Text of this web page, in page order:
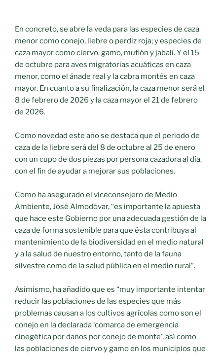
En concreto, se abre la veda para las especies de caza
menor como conejo, liebre o perdiz roja; y especies de
caza mayor como ciervo, gamo, muflón y jabalí. Y el 15
de octubre para aves migratorias acuáticas en caza
menor, como el ánade real y la cabra montés en caza
mayor. En cuanto a su finalización, la caza menor será el
8 de febrero de 2026 y la caza mayor el 21 de febrero
de 2026.
Como novedad este año se destaca que el periodo de
caza de la liebre será del 8 de octubre al 25 de enero
con un cupo de dos piezas por persona cazadora al día,
con el fin de ayudar a mejorar sus poblaciones.
Como ha asegurado el viceconsejero de Medio
Ambiente, José Almodóvar, “es importante la apuesta
que hace este Gobierno por una adecuada gestión de la
caza de forma sostenible para que ésta contribuya al
mantenimiento de la biodiversidad en el medio natural
y a la salud de nuestro entorno, tanto de la fauna
silvestre como de la salud pública en el medio rural”.
Asimismo, ha añadido que es “muy importante intentar
reducir las poblaciones de las especies que más
problemas causan a los cultivos agrícolas como son el
conejo en la declarada ‘comarca de emergencia
cinegética por daños por conejo de monte’, así como
las poblaciones de ciervo y gamo en los municipios que